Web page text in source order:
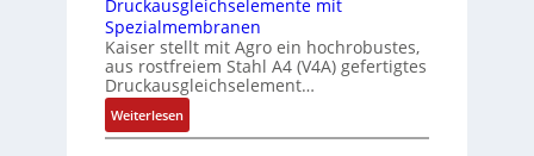
P
C
l
ä
s
s
o
d
u
l
e
b
r
E
C
6
2
4
4
3
Druckausgleichselemente mit
Spezialmembranen
Kaiser stellt mit Agro ein hochrobustes,
aus rostfreiem Stahl A4 (V4A) gefertigtes
Druckausgleichselement…
Weiterlesen:
D